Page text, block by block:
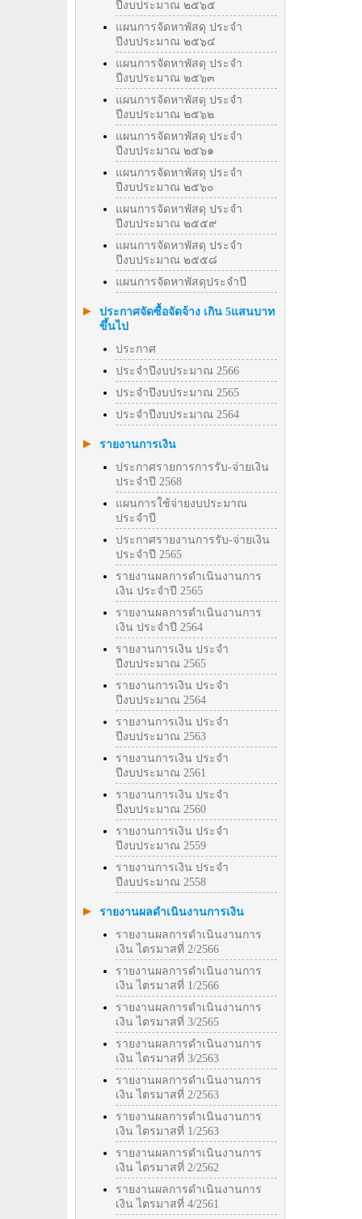
ปีงบประมาณ ๒๕๖๕
แผนการจัดหาพัสดุ ประจำ
ปีงบประมาณ ๒๕๖๔
แผนการจัดหาพัสดุ ประจำ
ปีงบประมาณ ๒๕๖๓
แผนการจัดหาพัสดุ ประจำ
ปีงบประมาณ ๒๕๖๒
แผนการจัดหาพัสดุ ประจำ
ปีงบประมาณ ๒๕๖๑
แผนการจัดหาพัสดุ ประจำ
ปีงบประมาณ ๒๕๖๐
แผนการจัดหาพัสดุ ประจำ
ปีงบประมาณ ๒๕๕๙
แผนการจัดหาพัสดุ ประจำ
ปีงบประมาณ ๒๕๕๘
แผนการจัดหาพัสดุประจำปี
ประกาศจัดซื้อจัดจ้าง เกิน 5แสนบาท
ขึ้นไป
ประกาศ
ประจำปีงบประมาณ 2566
ประจำปีงบประมาณ 2565
ประจำปีงบประมาณ 2564
รายงานการเงิน
ประกาศรายการการรับ-จ่ายเงิน
ประจำปี 2568
แผนการใช้จ่ายงบประมาณ
ประจำปี
ประกาศรายงานการรับ-จ่ายเงิน
ประจำปี 2565
รายงานผลการดำเนินงานการ
เงิน ประจำปี 2565
รายงานผลการดำเนินงานการ
เงิน ประจำปี 2564
รายงานการเงิน ประจำ
ปีงบประมาณ 2565
รายงานการเงิน ประจำ
ปีงบประมาณ 2564
รายงานการเงิน ประจำ
ปีงบประมาณ 2563
รายงานการเงิน ประจำ
ปีงบประมาณ 2561
รายงานการเงิน ประจำ
ปีงบประมาณ 2560
รายงานการเงิน ประจำ
ปีงบประมาณ 2559
รายงานการเงิน ประจำ
ปีงบประมาณ 2558
รายงานผลดำเนินงานการเงิน
รายงานผลการดำเนินงานการ
เงิน ไตรมาสที่ 2/2566
รายงานผลการดำเนินงานการ
เงิน ไตรมาสที่ 1/2566
รายงานผลการดำเนินงานการ
เงิน ไตรมาสที่ 3/2565
รายงานผลการดำเนินงานการ
เงิน ไตรมาสที่ 3/2563
รายงานผลการดำเนินงานการ
เงิน ไตรมาสที่ 2/2563
รายงานผลการดำเนินงานการ
เงิน ไตรมาสที่ 1/2563
รายงานผลการดำเนินงานการ
เงิน ไตรมาสที่ 2/2562
รายงานผลการดำเนินงานการ
เงิน ไตรมาสที่ 4/2561